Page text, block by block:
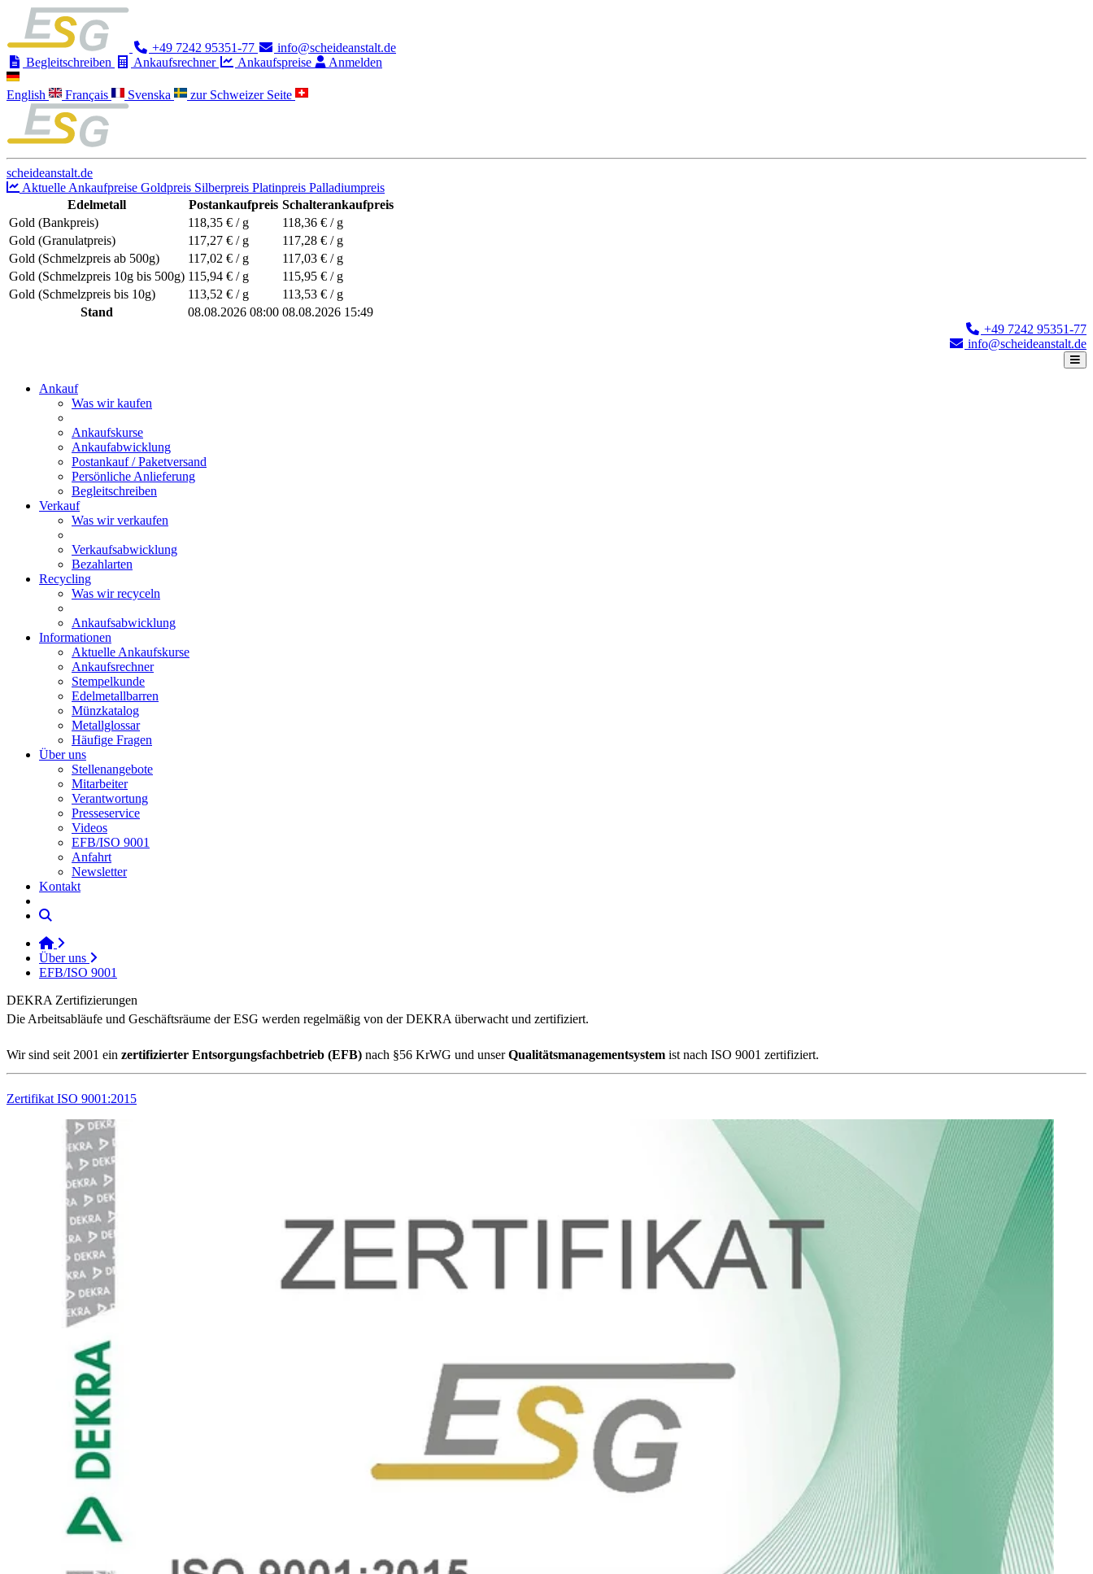
+49 7242 95351-77
info@scheideanstalt.de
Begleitschreiben
Ankaufsrechner Ankaufspreise Anmelden
English Français Svenska zur Schweizer Seite
scheideanstalt.de
Aktuelle Ankaufpreise Goldpreis Silberpreis Platinpreis Palladiumpreis
Edelmetall
Postankaufpreis Schalterankaufpreis
Gold (Bankpreis)
118,35 € / g 118,36 € / g
Gold (Granulatpreis)
117,27 € / g 117,28 € / g
Gold (Schmelzpreis ab 500g)
117,02 € / g 117,03 € / g
Gold (Schmelzpreis 10g bis 500g) 115,94 € / g 115,95 € / g
Gold (Schmelzpreis bis 10g)
113,52 € / g 113,53 € / g
Stand
08.08.2026 08:00 08.08.2026 15:49
+49 7242 95351-77
info@scheideanstalt.de
Ankauf
Was wir kaufen
Ankaufskurse
Ankaufabwicklung
Postankauf / Paketversand
Persönliche Anlieferung
Begleitschreiben
Verkauf
Was wir verkaufen
Verkaufsabwicklung
Bezahlarten
Recycling
Was wir recyceln
Ankaufsabwicklung
Informationen
Aktuelle Ankaufskurse
Ankaufsrechner
Stempelkunde
Edelmetallbarren
Münzkatalog
Metallglossar
Häufige Fragen
Über uns
Stellenangebote
Mitarbeiter
Verantwortung
Presseservice
Videos
EFB/ISO 9001
Anfahrt
Newsletter
Kontakt
Über uns
EFB/ISO 9001
DEKRA Zertifizierungen
Die Arbeitsabläufe und Geschäftsräume der ESG werden regelmäßig von der DEKRA überwacht und zertifiziert.
Wir sind seit 2001 ein zertifizierter Entsorgungsfachbetrieb (EFB) nach §56 KrWG und unserQualitätsmanagementsystem ist nach ISO 9001 zertifiziert.
Zertifikat ISO 9001:2015